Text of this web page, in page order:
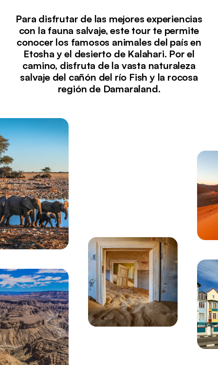
Para disfrutar de las mejores experiencias
con la fauna salvaje, este tour te permite
conocer los famosos animales del país en
Etosha y el desierto de Kalahari. Por el
camino, disfruta de la vasta naturaleza
salvaje del cañón del río Fish y la rocosa
región de Damaraland.